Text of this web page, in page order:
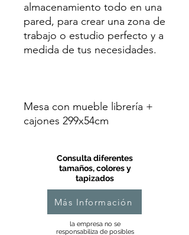
almacenamiento todo en una
pared, para crear una zona de
trabajo o estudio perfecto y a
medida de tus necesidades.
Mesa con mueble librería +
cajones 299x54cm
Consulta diferentes
tamaños, colores y
tapizados
Más Información
la empresa no se
responsabiliza de posibles